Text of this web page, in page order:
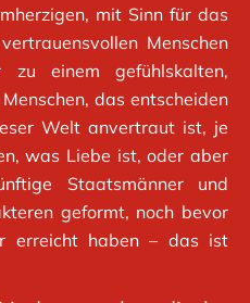
mit Sinn für das
Menschen
zu einem gefühlskalten,
das entscheiden
Welt anvertraut ist, je
was Liebe ist, oder aber
Staatsmänner und
geformt, noch bevor
erreicht haben – das ist